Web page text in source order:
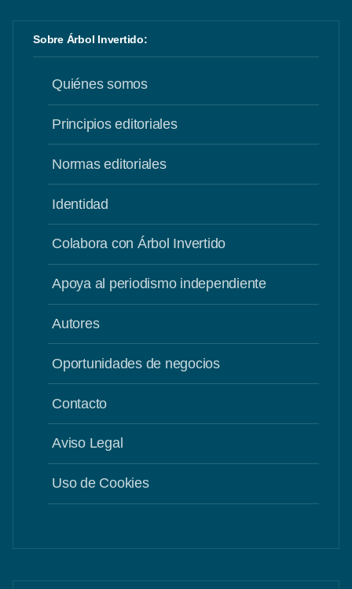
Sobre Árbol Invertido:
Quiénes somos
Principios editoriales
Normas editoriales
Identidad
Colabora con Árbol Invertido
Apoya al periodismo independiente
Autores
Oportunidades de negocios
Contacto
Aviso Legal
Uso de Cookies